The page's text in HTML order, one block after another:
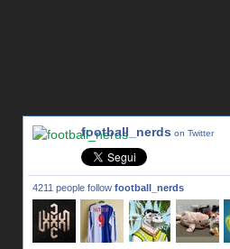
football_nerds on Twitter
4211 people follow football_nerds